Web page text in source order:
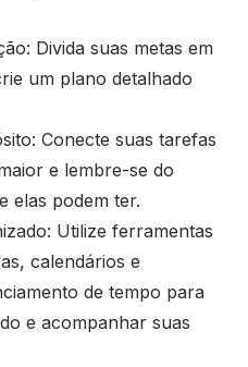
Divida suas metas em
um plano detalhado
Conecte suas tarefas
e lembre-se do
elas podem ter.
Utilize ferramentas
calendários e
de tempo para
e acompanhar suas